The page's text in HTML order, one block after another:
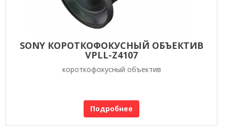
SONY КОРОТКОФОКУСНЫЙ ОБЪЕКТИВ
VPLL-Z4107
короткофокусный объектив
Подробнее